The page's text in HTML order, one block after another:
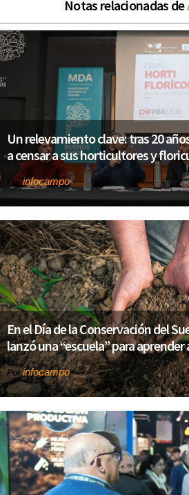
Notas relacionadas de
Un relevamiento clave: tras 20
a censar a sus horticultores y
Porinfocampo
En el Día de la Conservación del
lanzó una “escuela” para aprender
Por infocampo